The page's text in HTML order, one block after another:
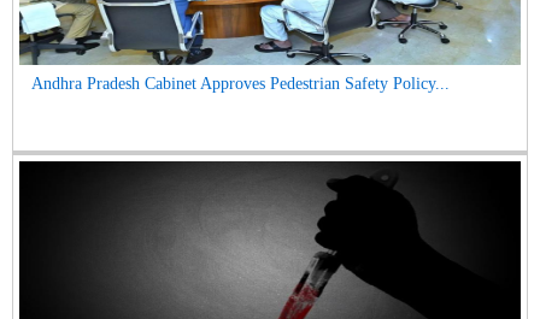
Andhra Pradesh Cabinet Approves Pedestrian Safety Policy...